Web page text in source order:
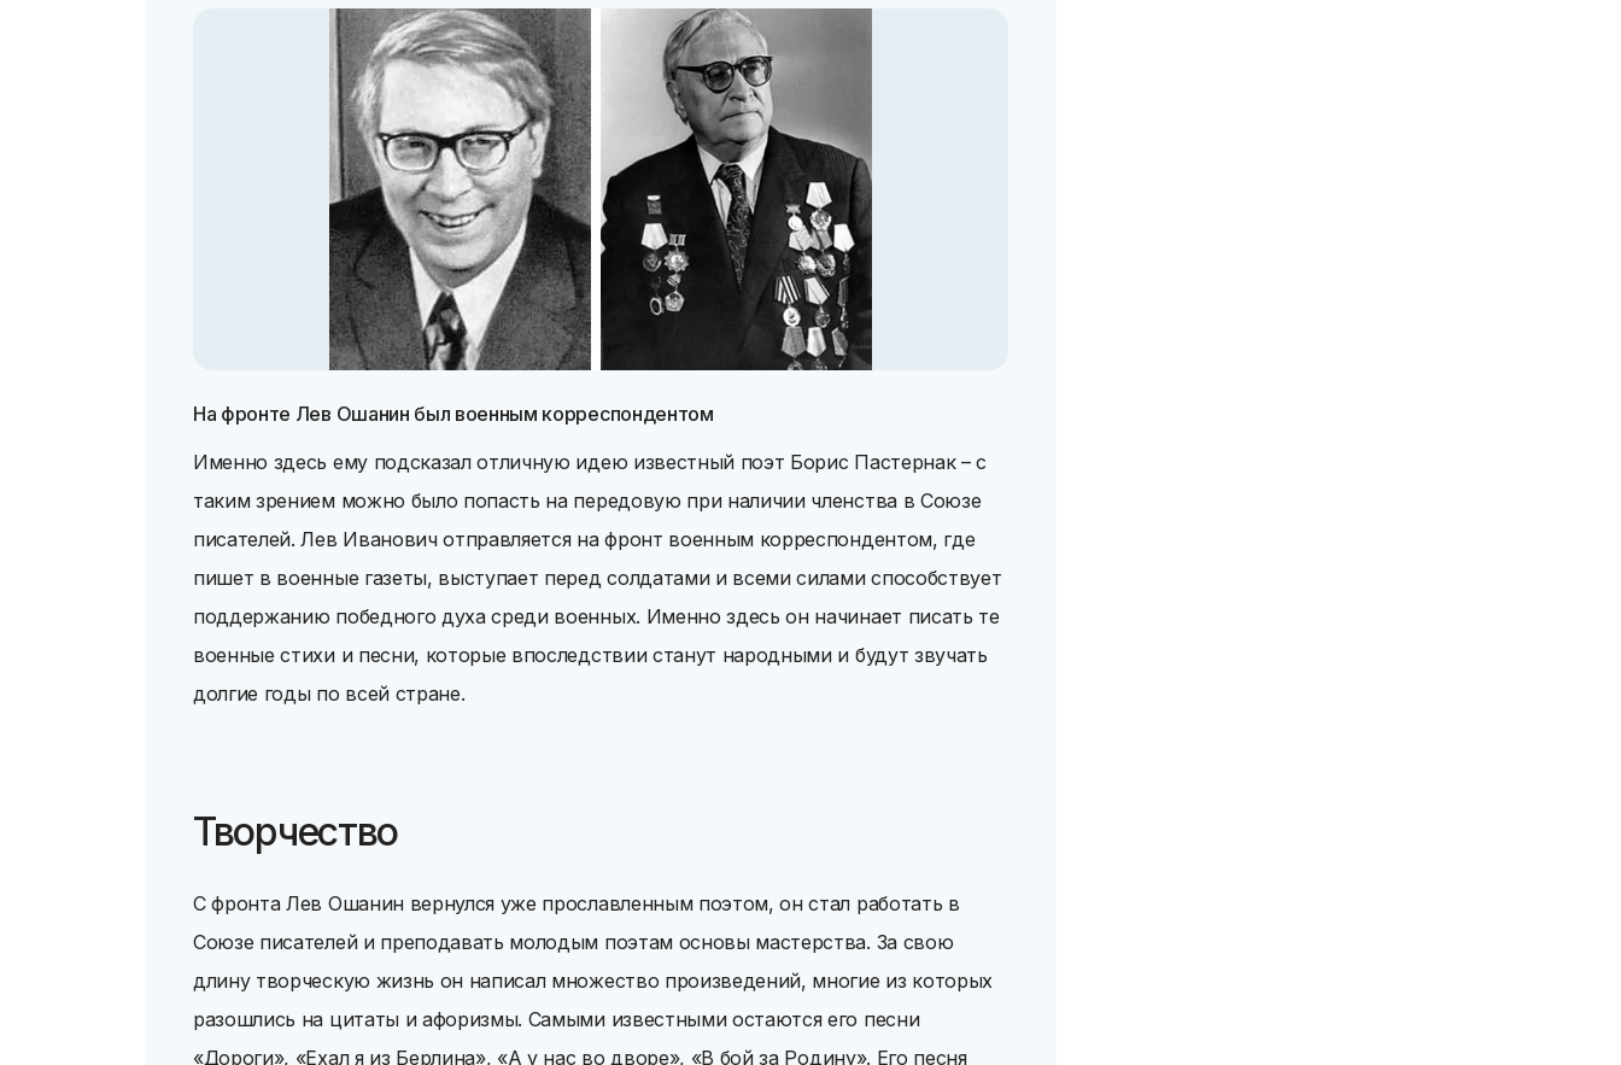
На фронте Лев Ошанин был военным корреспондентом
Именно здесь ему подсказал отличную идею известный поэт Борис Пастернак – с
таким зрением можно было попасть на передовую при наличии членства в Союзе
писателей. Лев Иванович отправляется на фронт военным корреспондентом, где
пишет в военные газеты, выступает перед солдатами и всеми силами способствует
поддержанию победного духа среди военных. Именно здесь он начинает писать те
военные стихи и песни, которые впоследствии станут народными и будут звучать
долгие годы по всей стране.
Творчество
С фронта Лев Ошанин вернулся уже прославленным поэтом, он стал работать в
Союзе писателей и преподавать молодым поэтам основы мастерства. За свою
длину творческую жизнь он написал множество произведений, многие из которых
разошлись на цитаты и афоризмы. Самыми известными остаются его песни
«Дороги», «Ехал я из Берлина», «А у нас во дворе», «В бой за Родину». Его песня